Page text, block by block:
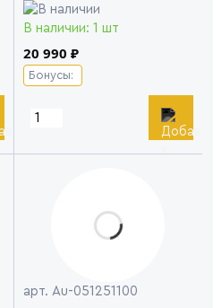
с ходом 21мм LERATON
В наличии: 1 шт
20 990 ₽
Бонусы:
арт. Au-051251100